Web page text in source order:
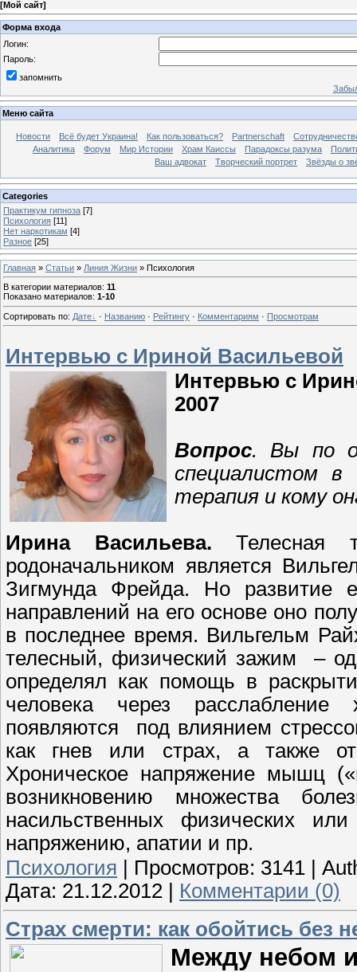
[Мой сайт]
Форма входа
Логин:
Пароль:
запомнить
Меню сайта
Новости Всё будет Украина! Как пользоваться? Partnerschaft
Аналитика
Форум Мир Истории Храм Каиссы Парадоксы разума
Ваш адвокат
Творческий портрет Звёзды о
Categories
Практикум гипноза [7]
Психология [11]
Нет наркотикам [4]
Разное [25]
Главная » Статьи » Линия Жизни » Психология
В категории материалов: 11
Показано материалов: 1-10
Сортировать по: Дате · Названию · Рейтингу · Комментариям · Просмотрам
Интервью с Ириной Васильевой
Интервью с
2007
Вопрос. Вы по
специалистом в
терапия и кому
Ирина Васильева. Телесная
родоначальником является
Зигмунда Фрейда. Но развитие
направлений на его основе оно
в последнее время. Вильгельм
телесный, физический зажим –
определял как помощь в
человека через
появляются под влиянием
как гнев или страх, а также от
Хроническое напряжение мышц
возникновению множества
насильственных физических или
напряжению, апатии и пр.
Психология
Просмотров: 3141
Дата: 21.12.2012
Комментарии (0)
Страх смерти: как обойтись без
Между небом